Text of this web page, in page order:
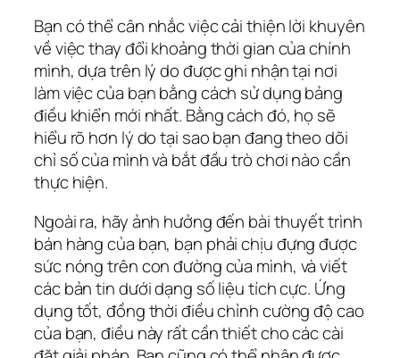
Bạn có thể cân nhắc việc cải thiện lời khuyên
về việc thay đổi khoảng thời gian của chính
mình, dựa trên lý do được ghi nhận tại nơi
làm việc của bạn bằng cách sử dụng bảng
điều khiển mới nhất. Bằng cách đó, họ sẽ
hiểu rõ hơn lý do tại sao bạn đang theo dõi
chỉ số của mình và bắt đầu trò chơi nào cần
thực hiện.
Ngoài ra, hãy ảnh hưởng đến bài thuyết trình
bán hàng của bạn, bạn phải chịu đựng được
sức nóng trên con đường của mình, và viết
các bản tin dưới dạng số liệu tích cực. Ứng
dụng tốt, đồng thời điều chỉnh cường độ cao
của bạn, điều này rất cần thiết cho các cài